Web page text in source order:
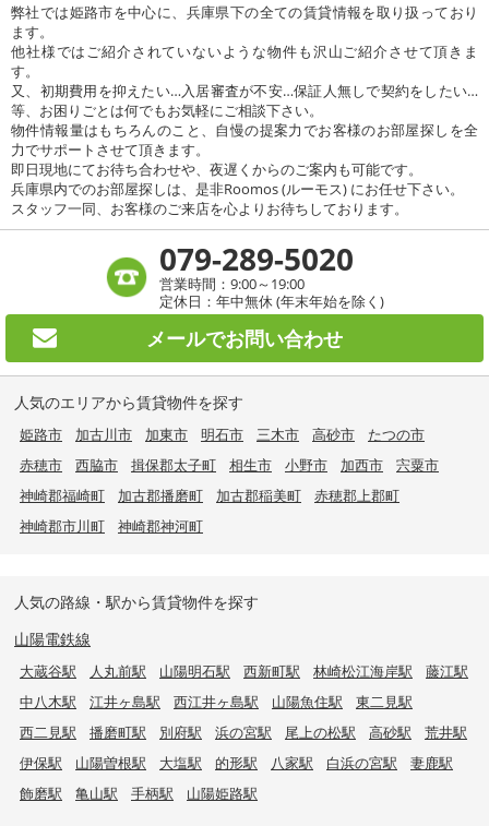
弊社では姫路市を中心に、兵庫県下の全ての賃貸情報を取り扱っており
ます。
他社様ではご紹介されていないような物件も沢山ご紹介させて頂きま
す。
又、初期費用を抑えたい…入居審査が不安…保証人無しで契約をしたい…
等、お困りごとは何でもお気軽にご相談下さい。
物件情報量はもちろんのこと、自慢の提案力でお客様のお部屋探しを全
力でサポートさせて頂きます。
即日現地にてお待ち合わせや、夜遅くからのご案内も可能です。
兵庫県内でのお部屋探しは、是非Roomos (ルーモス) にお任せ下さい。
スタッフ一同、お客様のご来店を心よりお待ちしております。
079-289-5020
営業時間：9:00～19:00
定休日：年中無休 (年末年始を除く)
メールでお問い合わせ
人気のエリアから賃貸物件を探す
姫路市 加古川市 加東市 明石市 三木市 高砂市
たつの市
赤穂市
西脇市 揖保郡太子町 相生市 小野市 加西市
宍粟市
神崎郡福崎町
加古郡播磨町 加古郡稲美町
赤穂郡上郡町
神崎郡市川町
神崎郡神河町
人気の路線・駅から賃貸物件を探す
山陽電鉄線
大蔵谷駅 人丸前駅 山陽明石駅 西新町駅 林崎松江海岸駅
藤江駅
中八木駅
江井ヶ島駅 西江井ヶ島駅 山陽魚住駅
東二見駅
西二見駅
播磨町駅 別府駅 浜の宮駅 尾上の松駅 高砂駅
荒井駅
伊保駅
山陽曽根駅 大塩駅 的形駅 八家駅 白浜の宮駅
妻鹿駅
飾磨駅
亀山駅 手柄駅 山陽姫路駅